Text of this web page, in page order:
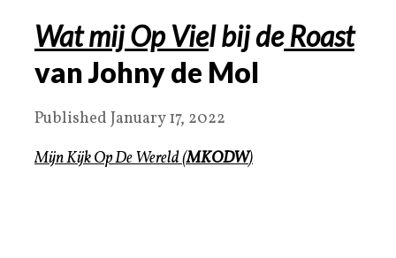
Wat mij Op Vielbij deRoast
van Johny de Mol
Published January 17, 2022
Mijn Kijk Op De Wereld(MKODW)